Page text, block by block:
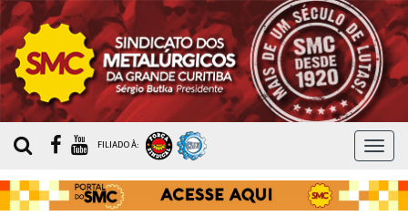
MENU
FILIADO À: